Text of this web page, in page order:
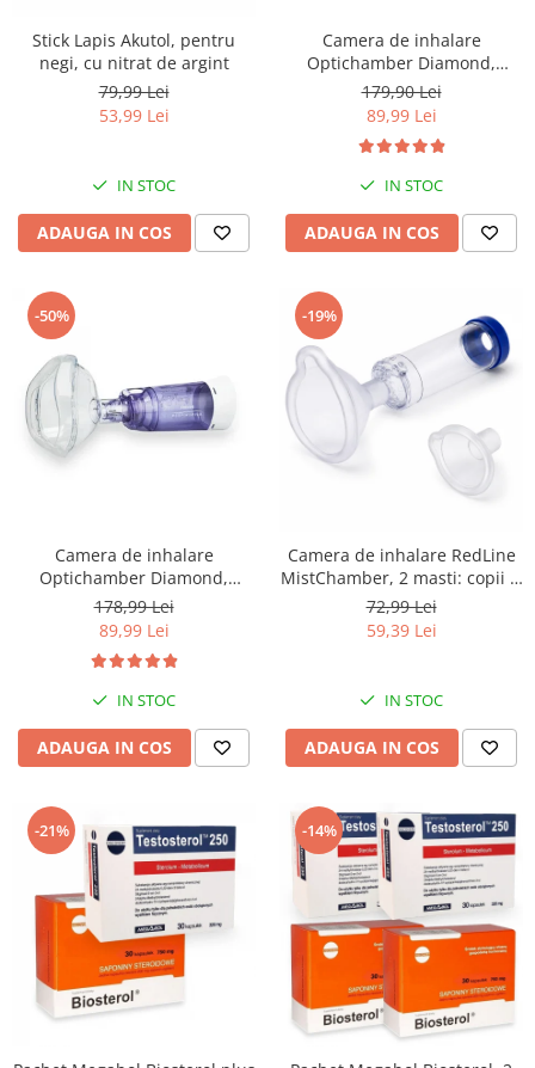
Stick Lapis Akutol, pentru
negi, cu nitrat de argint
79,99 Lei
53,99 Lei
IN STOC
ADAUGA IN COS
Camera de inhalare
Optichamber Diamond,
Philips Respironics, cu masca
1-5 ani
179,90 Lei
89,99 Lei
IN STOC
ADAUGA IN COS
-50%
Camera de inhalare
Optichamber Diamond,
Philips Respironics, masca 5
ani - adulti
178,99 Lei
89,99 Lei
IN STOC
ADAUGA IN COS
-19%
Camera de inhalare RedLine
MistChamber, 2 masti: copii si
adulti
72,99 Lei
59,39 Lei
IN STOC
ADAUGA IN COS
-21% -14%